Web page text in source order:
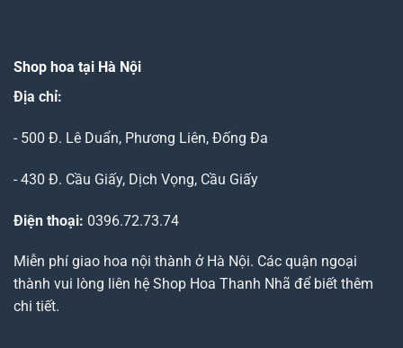
Shop hoa tại Hà Nội
Địa chỉ:
- 500 Đ. Lê Duẩn, Phương Liên, Đống Đa
- 430 Đ. Cầu Giấy, Dịch Vọng, Cầu Giấy
Điện thoại: 0396.72.73.74
Miễn phí giao hoa nội thành ở Hà Nội. Các quận ngoại
thành vui lòng liên hệ Shop Hoa Thanh Nhã để biết thêm
chi tiết.